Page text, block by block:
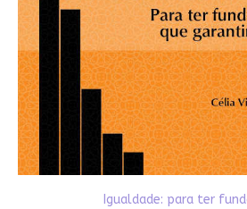
Igualdade: para ter